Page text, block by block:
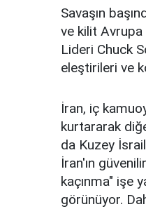
Savaşın
ve kilit
Lideri Chuck
eleştirileri ve
İran, iç
kurtararak
da Kuzey
İran'ın
kaçınma" işe
görünüyor.